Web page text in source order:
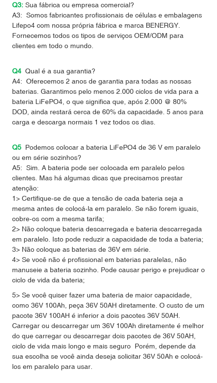
Q3: Sua fábrica ou empresa comercial?
A3: Somos fabricantes profissionais de células e embalagens
Lifepo4 com nossa própria fábrica e marca BENERGY.
Fornecemos todos os tipos de serviços OEM/ODM para
clientes em todo o mundo.
Q4 Qual é a sua garantia?
A4: Oferecemos 2 anos de garantia para todas as nossas
baterias. Garantimos pelo menos 2.000 ciclos de vida para a
bateria LiFePO4, o que significa que, após 2.000 @ 80%
DOD, ainda restará cerca de 60% da capacidade. 5 anos para
carga e descarga normais 1 vez todos os dias.
Q5 Podemos colocar a bateria LiFePO4 de 36 V em paralelo
ou em série sozinhos?
A5: Sim. A bateria pode ser colocada em paralelo pelos
clientes. Mas há algumas dicas que precisamos prestar
atenção:
1> Certifique-se de que a tensão de cada bateria seja a
mesma antes de colocá-la em paralelo. Se não forem iguais,
cobre-os com a mesma tarifa;
2> Não coloque bateria descarregada e bateria descarregada
em paralelo. Isto pode reduzir a capacidade de toda a bateria;
3> Não coloque as baterias de 36V em série.
4> Se você não é profissional em baterias paralelas, não
manuseie a bateria sozinho. Pode causar perigo e prejudicar o
ciclo de vida da bateria;
5> Se você quiser fazer uma bateria de maior capacidade,
como 36V 100Ah, peça 36V 50AH diretamente. O custo de um
pacote 36V 100AH ​​é inferior a dois pacotes 36V 50AH.
Carregar ou descarregar um 36V 100Ah diretamente é melhor
do que carregar ou descarregar dois pacotes de 36V 50AH,
ciclo de vida mais longo e mais seguro Porém, depende da
sua escolha se você ainda deseja solicitar 36V 50Ah e colocá-
los em paralelo para usar.